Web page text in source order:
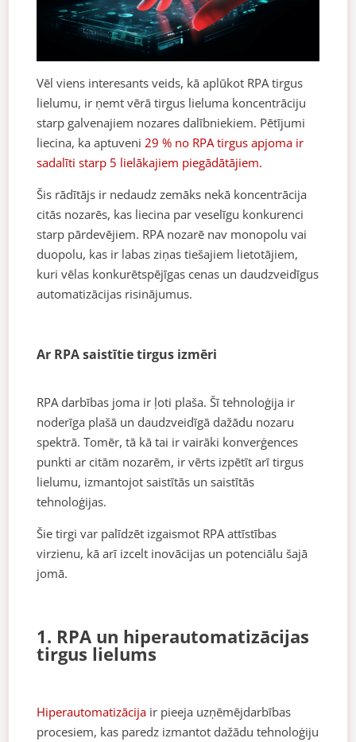
Vēl viens interesants veids, kā aplūkot RPA tirgus
lielumu, ir ņemt vērā tirgus lieluma koncentrāciju
starp galvenajiem nozares dalībniekiem. Pētījumi
liecina, ka aptuveni 29 % no RPA tirgus apjoma ir
sadalīti starp 5 lielākajiem piegādātājiem.
Šis rādītājs ir nedaudz zemāks nekā koncentrācija
citās nozarēs, kas liecina par veselīgu konkurenci
starp pārdevējiem. RPA nozarē nav monopolu vai
duopolu, kas ir labas ziņas tiešajiem lietotājiem,
kuri vēlas konkurētspējīgas cenas un daudzveidīgus
automatizācijas risinājumus.
Ar RPA saistītie tirgus izmēri
RPA darbības joma ir ļoti plaša. Šī tehnoloģija ir
noderīga plašā un daudzveidīgā dažādu nozaru
spektrā. Tomēr, tā kā tai ir vairāki konverģences
punkti ar citām nozarēm, ir vērts izpētīt arī tirgus
lielumu, izmantojot saistītās un saistītās
tehnoloģijas.
Šie tirgi var palīdzēt izgaismot RPA attīstības
virzienu, kā arī izcelt inovācijas un potenciālu šajā
jomā.
1. RPA un hiperautomatizācijas
tirgus lielums
Hiperautomatizācija ir pieeja uzņēmējdarbības
procesiem, kas paredz izmantot dažādu tehnoloģiju